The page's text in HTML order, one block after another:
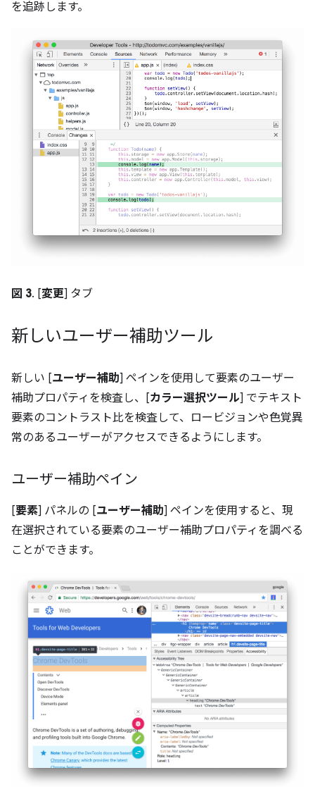
を追跡します。
図 3. [変更] タブ
新しいユーザー補助ツール
新しい [ユーザー補助] ペインを使用して要素のユーザー
補助プロパティを検査し、[カラー選択ツール] でテキスト
要素のコントラスト比を検査して、ロービジョンや色覚異
常のあるユーザーがアクセスできるようにします。
ユーザー補助ペイン
[要素] パネルの [ユーザー補助] ペインを使用すると、現
在選択されている要素のユーザー補助プロパティを調べる
ことができます。